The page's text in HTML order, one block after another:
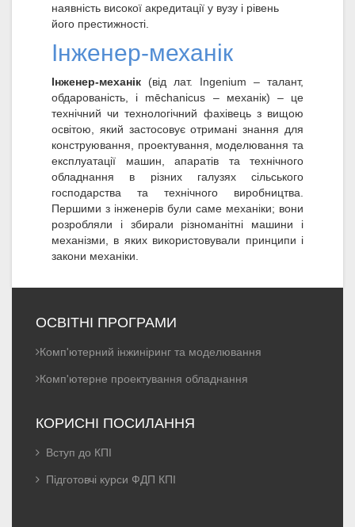
наявність високої акредитації у вузу і рівень
його престижності.
Інженер-механік
Інженер-механік (від лат. Ingenium – талант,
обдарованість, і mēchanicus – механік) – це
технічний чи технологічний фахівець з вищою
освітою, який застосовує отримані знання для
конструювання, проектування, моделювання та
експлуатації машин, апаратів та технічного
обладнання в різних галузях сільського
господарства та технічного виробництва.
Першими з інженерів були саме механіки; вони
розробляли і збирали різноманітні машини і
механізми, в яких використовували принципи і
закони механіки.
ОСВІТНІ ПРОГРАМИ
Комп'ютерний інжиніринг та моделювання
Комп'ютерне проектування обладнання
КОРИСНІ ПОСИЛАННЯ
Вступ до КПІ
Підготовчі курси ФДП КПІ